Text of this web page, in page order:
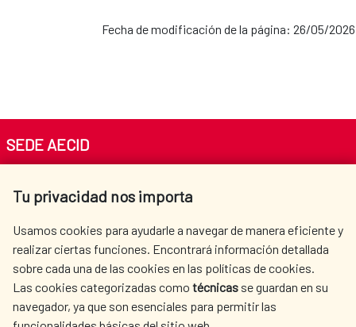
Fecha de modificación de la página: 26/05/2026
Tu privacidad nos importa
Usamos cookies para ayudarle a navegar de manera eficiente y
realizar ciertas funciones. Encontrará información detallada
sobre cada una de las cookies en las políticas de cookies.
Las cookies categorizadas como técnicas se guardan en su
navegador, ya que son esenciales para permitir las
SEDE AECID
Tel. +34 900 20 30 54​​​​​​​
AECID
WHERE DO WE COOPERATE?
SPANISH HUMANITARIAN
ACTION
PRESS ROOM